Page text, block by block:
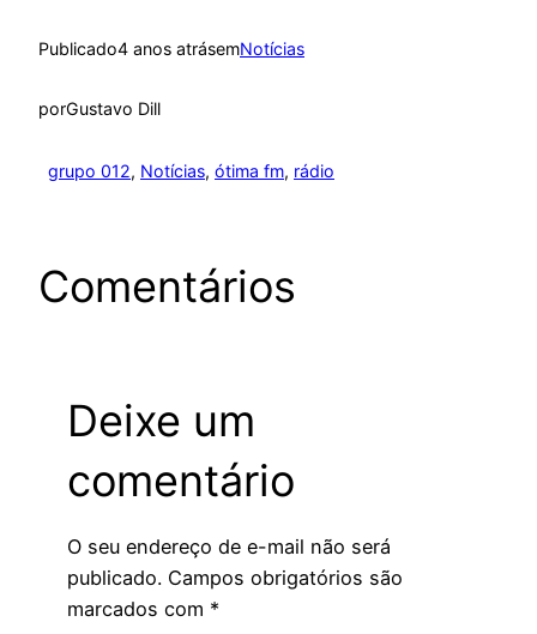
Publicado4 anos atrásemNotícias
porGustavo Dill
grupo 012, Notícias, ótima fm, rádio
Comentários
Deixe um
comentário
O seu endereço de e-mail não será
publicado. Campos obrigatórios são
marcados com *